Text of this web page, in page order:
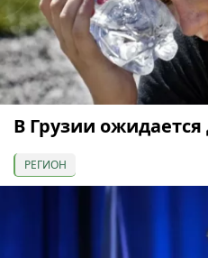
В Грузии ожидается
РЕГИОН